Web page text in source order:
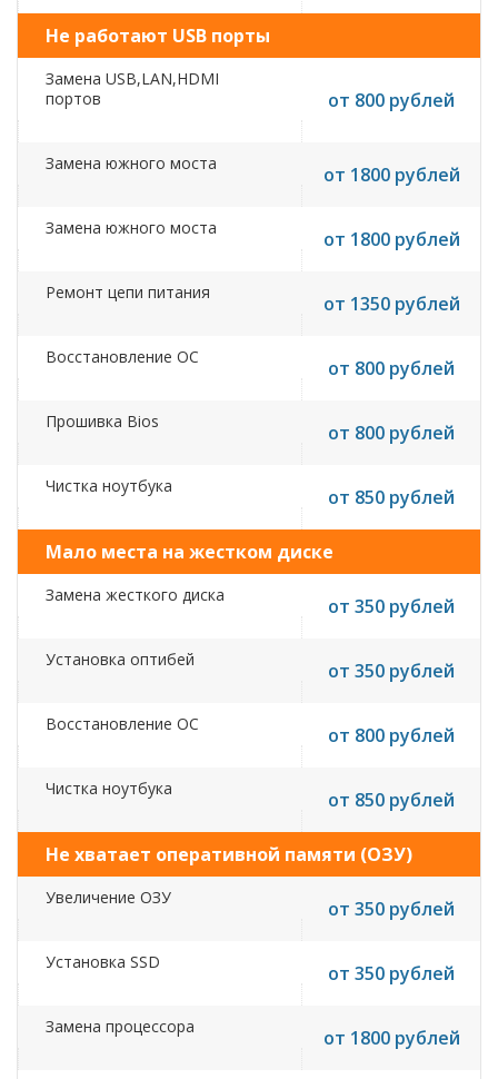
Не работают USB порты
Замена USB,LAN,HDMI
портов
от 800 рублей
Замена южного моста от 1800 рублей
Замена южного моста от 1800 рублей
Ремонт цепи питания от 1350 рублей
Восстановление ОС от 800 рублей
Прошивка Bios от 800 рублей
Чистка ноутбука от 850 рублей
Мало места на жестком диске
Замена жесткого диска от 350 рублей
Установка оптибей от 350 рублей
Восстановление ОС от 800 рублей
Чистка ноутбука от 850 рублей
Не хватает оперативной памяти (ОЗУ)
Увеличение ОЗУ от 350 рублей
Установка SSD от 350 рублей
Замена процессора от 1800 рублей